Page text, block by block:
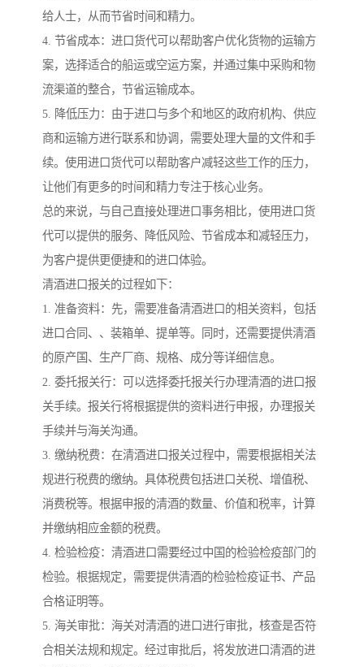
给人士，从而节省时间和精力。
4. 节省成本：进口货代可以帮助客户优化货物的运输方
案，选择适合的船运或空运方案，并通过集中采购和物
流渠道的整合，节省运输成本。
5. 降低压力：由于进口与多个和地区的政府机构、供应
商和运输方进行联系和协调，需要处理大量的文件和手
续。使用进口货代可以帮助客户减轻这些工作的压力，
让他们有更多的时间和精力专注于核心业务。
总的来说，与自己直接处理进口事务相比，使用进口货
代可以提供的服务、降低风险、节省成本和减轻压力，
为客户提供更便捷和的进口体验。
清酒进口报关的过程如下：
1. 准备资料：先，需要准备清酒进口的相关资料，包括
进口合同、、装箱单、提单等。同时，还需要提供清酒
的原产国、生产厂商、规格、成分等详细信息。
2. 委托报关行：可以选择委托报关行办理清酒的进口报
关手续。报关行将根据提供的资料进行申报，办理报关
手续并与海关沟通。
3. 缴纳税费：在清酒进口报关过程中，需要根据相关法
规进行税费的缴纳。具体税费包括进口关税、增值税、
消费税等。根据申报的清酒的数量、价值和税率，计算
并缴纳相应金额的税费。
4. 检验检疫：清酒进口需要经过中国的检验检疫部门的
检验。根据规定，需要提供清酒的检验检疫证书、产品
合格证明等。
5. 海关审批：海关对清酒的进口进行审批，核查是否符
合相关法规和规定。经过审批后，将发放进口清酒的进